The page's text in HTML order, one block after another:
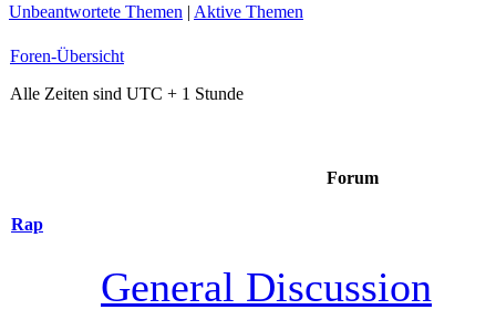
Unbeantwortete Themen | Aktive Themen
Foren-Übersicht
Alle Zeiten sind UTC + 1 Stunde
Forum
Rap
General Discussion